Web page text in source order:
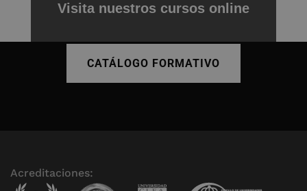
Visita nuestros cursos online
CATÁLOGO FORMATIVO
Acreditaciones: